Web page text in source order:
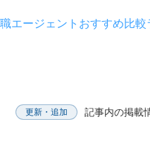
エージェントおすすめ比
更新・追加 記事内の掲載